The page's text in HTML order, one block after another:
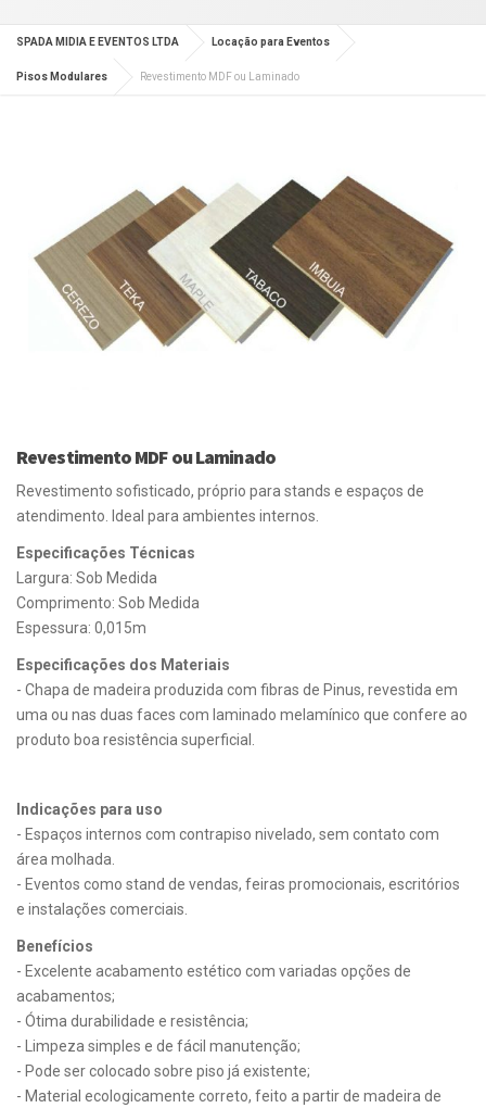
SPADA MIDIA E EVENTOS LTDA Locação para Eventos
Pisos Modulares Revestimento MDF ou Laminado
Revestimento MDF ou Laminado
Revestimento sofisticado, próprio para stands e espaços de
atendimento. Ideal para ambientes internos.
Especificações Técnicas
Largura: Sob Medida
Comprimento: Sob Medida
Espessura: 0,015m
Especificações dos Materiais
- Chapa de madeira produzida com fibras de Pinus, revestida em
uma ou nas duas faces com laminado melamínico que confere ao
produto boa resistência superficial.
Indicações para uso
- Espaços internos com contrapiso nivelado, sem contato com
área molhada.
- Eventos como stand de vendas, feiras promocionais, escritórios
e instalações comerciais.
Benefícios
- Excelente acabamento estético com variadas opções de
acabamentos;
- Ótima durabilidade e resistência;
- Limpeza simples e de fácil manutenção;
- Pode ser colocado sobre piso já existente;
- Material ecologicamente correto, feito a partir de madeira de